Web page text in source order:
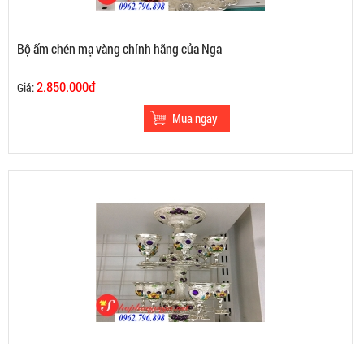
Bộ ấm chén mạ vàng chính hãng của Nga
Giá:2.850.000đ